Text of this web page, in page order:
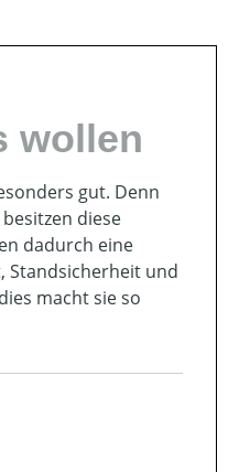
wollen
gut. Denn
diese
dadurch eine
Standsicherheit und
macht sie so